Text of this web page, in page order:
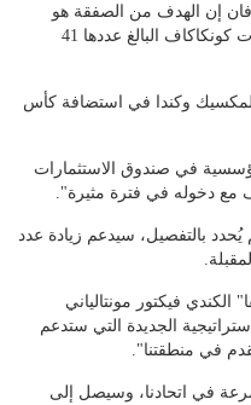
إن الهدف من الصفقة هو
تحفيز النمو في الرياضة في جميع اتحادات كونكاكاف البالغ عددها 41
وكندا في استضافة كأس
في صندوق الاستثمارات
مع دخوله في فترة مثيرة".
يُحدد بالتفصيل، سيدعم زيادة عدد
فيكتور مونتالياني
الجديدة التي ستدعم
في منطقتنا".
في اتحادنا، وسيصل إلى